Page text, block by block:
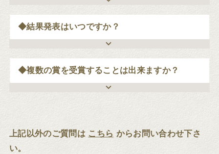
◆結果発表はいつですか？
◆複数の賞を受賞することは出来ますか？
上記以外のご質問は こちら からお問い合わせ下さ
い。